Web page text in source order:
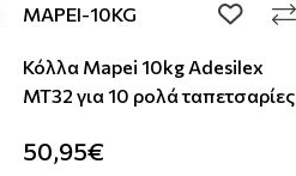
MAPEI-10KG add to
Κόλλα Mapei 10kg Αdesilex
MT32 για 10 ρολά ταπετσαρίες
50,95€